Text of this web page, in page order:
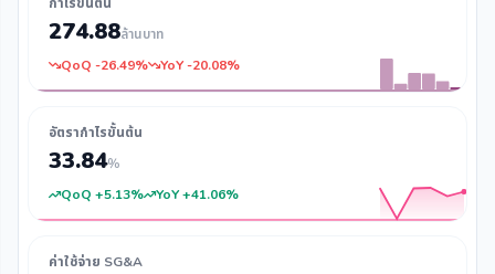
274.88ล้านบาท
QoQ -26.49%
YoY -20.08%
อัตรากำไรขั้นต้น
33.84%
QoQ +5.13%
YoY +41.06%
ค่าใช้จ่าย SG&A